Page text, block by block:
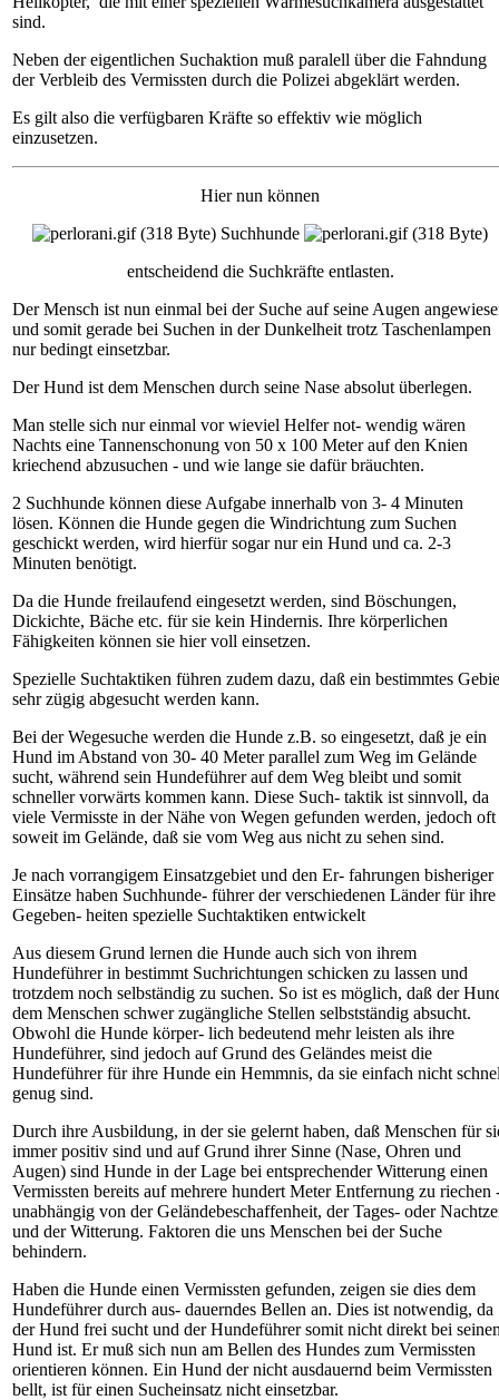
sind.
Neben der eigentlichen Suchaktion muß paralell über die Fahndung
der Verbleib des Vermissten durch die Polizei abgeklärt werden.
Es gilt also die verfügbaren Kräfte so effektiv wie möglich
einzusetzen.
Hier nun können
Suchhunde
entscheidend die Suchkräfte entlasten.
Der Mensch ist nun einmal bei der Suche auf seine Augen
und somit gerade bei Suchen in der Dunkelheit trotz Taschenlampen
nur bedingt einsetzbar.
Der Hund ist dem Menschen durch seine Nase absolut überlegen.
Man stelle sich nur einmal vor wieviel Helfer not- wendig wären
Nachts eine Tannenschonung von 50 x 100 Meter auf den Knien
kriechend abzusuchen - und wie lange sie dafür bräuchten.
2 Suchhunde können diese Aufgabe innerhalb von 3- 4 Minuten
lösen. Können die Hunde gegen die Windrichtung zum Suchen
geschickt werden, wird hierfür sogar nur ein Hund und ca. 2-3
Minuten benötigt.
Da die Hunde freilaufend eingesetzt werden, sind Böschungen,
Dickichte, Bäche etc. für sie kein Hindernis. Ihre körperlichen
Fähigkeiten können sie hier voll einsetzen.
Spezielle Suchtaktiken führen zudem dazu, daß ein bestimmtes
sehr zügig abgesucht werden kann.
Bei der Wegesuche werden die Hunde z.B. so eingesetzt, daß je ein
Hund im Abstand von 30- 40 Meter parallel zum Weg im Gelände
sucht, während sein Hundeführer auf dem Weg bleibt und somit
schneller vorwärts kommen kann. Diese Such- taktik ist sinnvoll, da
viele Vermisste in der Nähe von Wegen gefunden werden, jedoch oft
soweit im Gelände, daß sie vom Weg aus nicht zu sehen sind.
Je nach vorrangigem Einsatzgebiet und den Er- fahrungen bisheriger
Einsätze haben Suchhunde- führer der verschiedenen Länder für ihre
Gegeben- heiten spezielle Suchtaktiken entwickelt
Aus diesem Grund lernen die Hunde auch sich von ihrem
Hundeführer in bestimmt Suchrichtungen schicken zu lassen und
trotzdem noch selbständig zu suchen. So ist es möglich, daß der
dem Menschen schwer zugängliche Stellen selbstständig absucht.
Obwohl die Hunde körper- lich bedeutend mehr leisten als ihre
Hundeführer, sind jedoch auf Grund des Geländes meist die
Hundeführer für ihre Hunde ein Hemmnis, da sie einfach nicht
genug sind.
Durch ihre Ausbildung, in der sie gelernt haben, daß Menschen für
immer positiv sind und auf Grund ihrer Sinne (Nase, Ohren und
Augen) sind Hunde in der Lage bei entsprechender Witterung einen
Vermissten bereits auf mehrere hundert Meter Entfernung zu riechen
unabhängig von der Geländebeschaffenheit, der Tages- oder
und der Witterung. Faktoren die uns Menschen bei der Suche
behindern.
Haben die Hunde einen Vermissten gefunden, zeigen sie dies dem
Hundeführer durch aus- dauerndes Bellen an. Dies ist notwendig, da
der Hund frei sucht und der Hundeführer somit nicht direkt bei
Hund ist. Er muß sich nun am Bellen des Hundes zum Vermissten
orientieren können. Ein Hund der nicht ausdauernd beim Vermissten
bellt, ist für einen Sucheinsatz nicht einsetzbar.